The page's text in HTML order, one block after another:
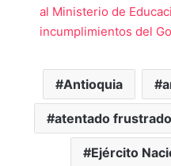
al Ministerio de
incumplimientos del
Antioquia
atentado frustrado
Ejército